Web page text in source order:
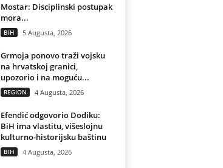
Mostar: Disciplinski postupak
mora...
BIH 5 Augusta, 2026
Grmoja ponovo traži vojsku
na hrvatskoj granici,
upozorio i na moguću...
REGION 4 Augusta, 2026
Efendić odgovorio Dodiku:
BiH ima vlastitu, višeslojnu
kulturno-historijsku baštinu
BIH 4 Augusta, 2026